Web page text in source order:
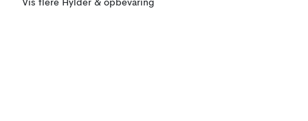
Vis flere Hylder & opbevaring